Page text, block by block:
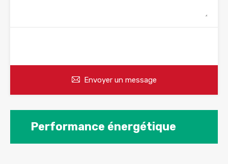
Envoyer un message
Performance énergétique